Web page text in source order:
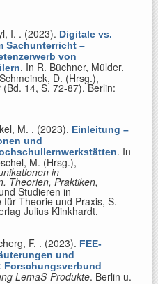
I. . (2023). Digitale vs.
Sachunterricht –
von
. In R. Büchner, Mülder,
D. (Hrsg.),
(Bd. 14, S. 72-87). Berlin:
M. . (2023). Einleitung –
und
. In
M. (Hrsg.),
in
Theorien, Praktiken,
Studieren in
Theorie und Praxis, S.
Julius Klinkhardt.
F. . (2023). FEE-
und
Forschungsverbund
LemaS-Produkte. Berlin u.